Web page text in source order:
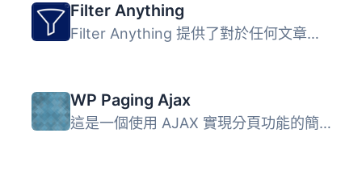
Filter Anything
Filter Anything 提供了對於任何文章或使用者數據的進階過濾...
WP Paging Ajax
這是一個使用 AJAX 實現分頁功能的簡易外掛。目前版本僅支援...